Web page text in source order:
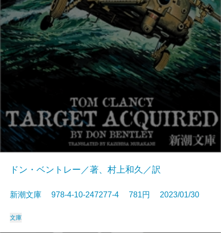
ドン・ベントレー／著、村上和久／訳
新潮文庫 978-4-10-247277-4 781円 2023/01/30
文庫